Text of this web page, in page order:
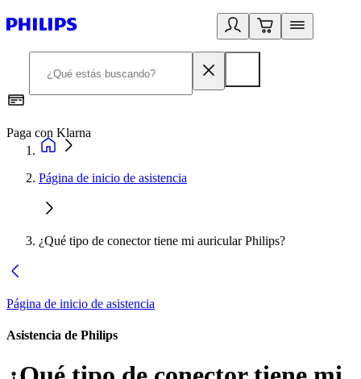
Paga con Klarna
Página de inicio de asistencia
¿Qué tipo de conector tiene mi auricular Philips?
Página de inicio de asistencia
Asistencia de Philips